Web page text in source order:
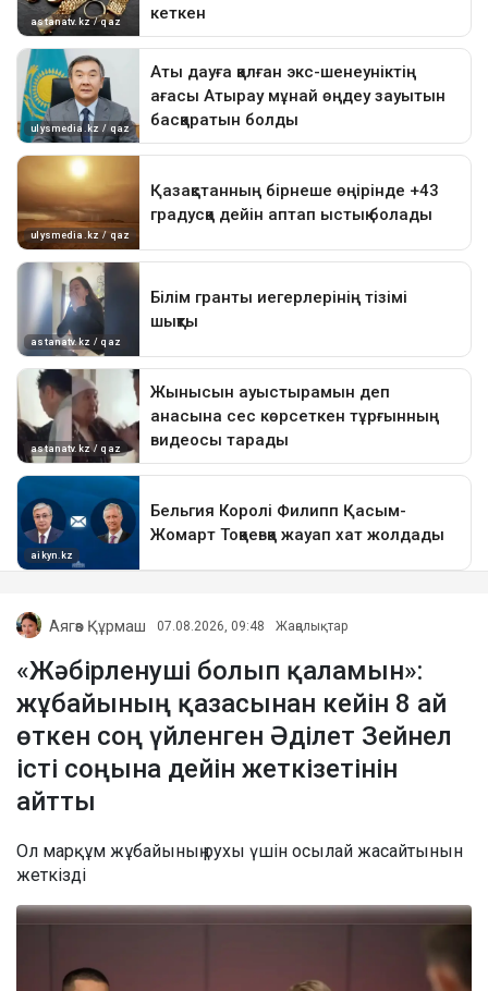
Аягөз Құрмаш 07.08.2026, 09:48 Жаңалықтар
«Жәбірленуші болып қаламын»:
жұбайының қазасынан кейін 8 ай
өткен соң үйленген Әділет Зейнел
істі соңына дейін жеткізетінін
айтты
Ол марқұм жұбайының рухы үшін осылай жасайтынын
жеткізді